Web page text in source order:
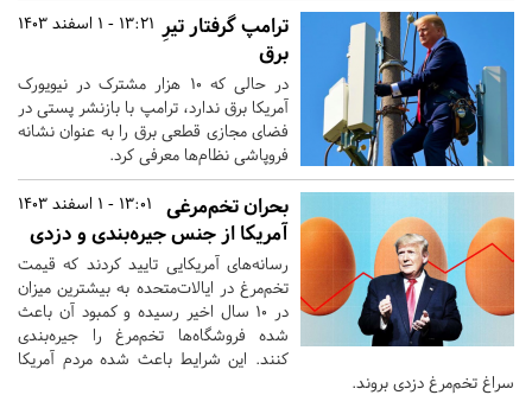
13:21 - 1 اسفند 1403 ترامپ گرفتار تیرِ
برق
در حالی که ۱۰ هزار مشترک در نیویورک
آمریکا برق ندارد، ترامپ با بازنشر پستی در
فضای مجازی قطعی برق را به عنوان نشانه
فروپاشی نظام‌ها معرفی کرد.
13:01 - 1 اسفند 1403
بحران تخم‌مرغی
آمریکا از جنس جیره‌بندی و دزدی
رسانه‌های آمریکایی تایید کردند که قیمت
تخم‌مرغ در ایالات‌متحده به بیشترین میزان
در 10 سال اخیر رسیده و کمبود آن باعث
شده فروشگاه‌ها تخم‌مرغ را جیره‌بندی
کنند. این شرایط باعث شده مردم آمریکا
سراغ تخم‌مرغ دزدی بروند.